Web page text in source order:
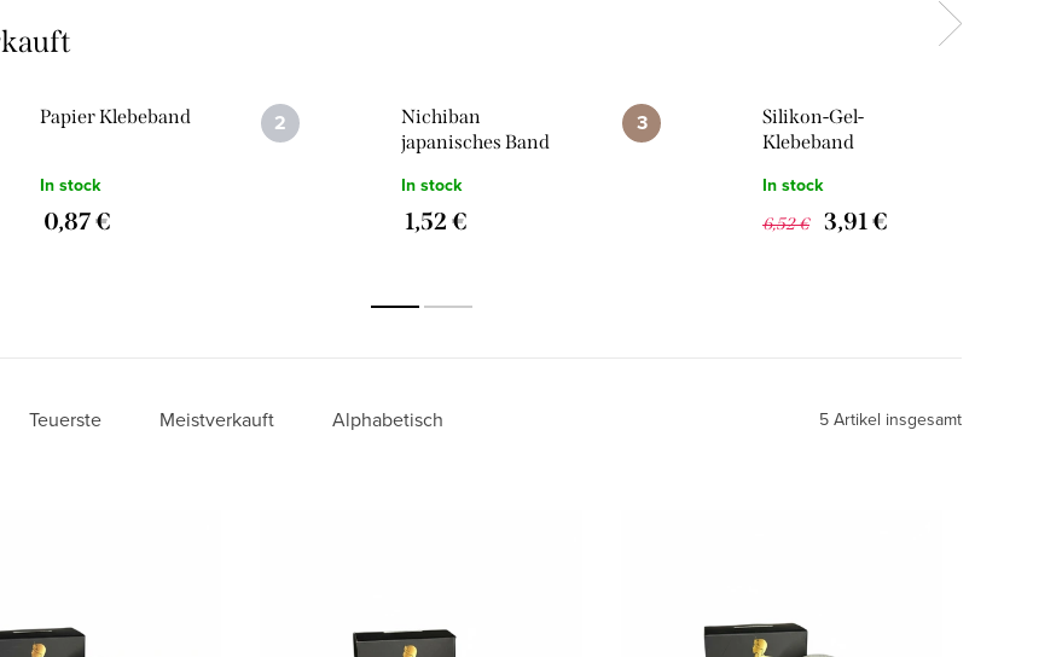
Papier Klebeband
In stock
0,87 €
Nichiban
japanisches Band
In stock
1,52 €
Silikon-Gel-
Klebeband
In stock
6,52 € 3,91 €
Teuerste Meistverkauft Alphabetisch 5 Artikel insgesamt